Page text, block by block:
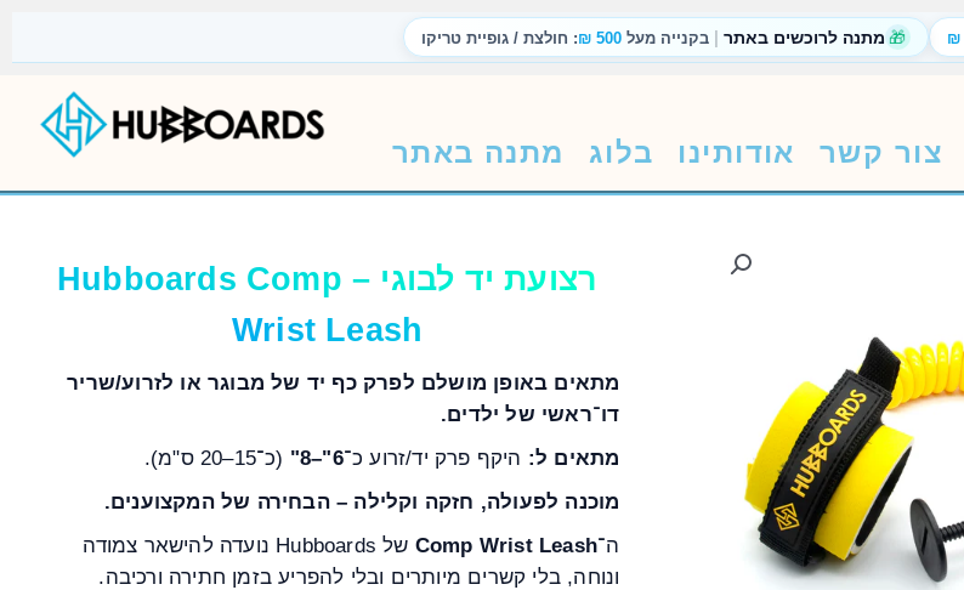
🎁 מתנה לרוכשים באתר | בקנייה מעל500 ₪ : חולצת / גופיית טריקו
צור קשר אודותינו בלוג מתנה באתר
רצועת יד לבוגי – Hubboards Comp
Wrist Leash
מתאים באופן מושלם לפרק כף יד של מבוגר או לזרוע/שריר
דו־ראשי של ילדים.
מתאים ל: היקף פרק יד/זרוע כ־6"–8"
(כ־15–20 ס"מ).
מוכנה לפעולה, חזקה וקלילה – הבחירה של המקצוענים.
ה־Comp Wrist Leash
של Hubboards נועדה להישאר צמודה
ונוחה, בלי קשרים מיותרים ובלי להפריע בזמן חתירה ורכיבה.